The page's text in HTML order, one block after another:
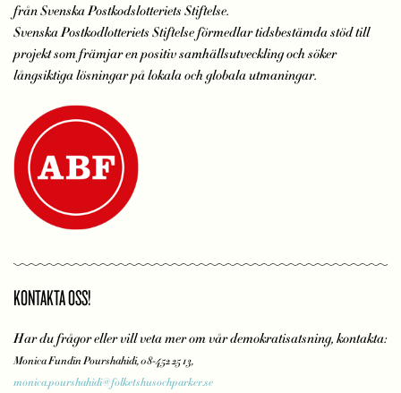
från Svenska Postkodslotteriets Stiftelse.
Svenska Postkodlotteriets Stiftelse förmedlar tidsbestämda stöd till
projekt som främjar en positiv samhällsutveckling och söker
långsiktiga lösningar på lokala och globala utmaningar.
KONTAKTA OSS!
Har du frågor eller vill veta mer om vår demokratisatsning, kontakta:
Monica Fundin Pourshahidi, 08-452 25 13,
monica.pourshahidi@folketshusochparker.se